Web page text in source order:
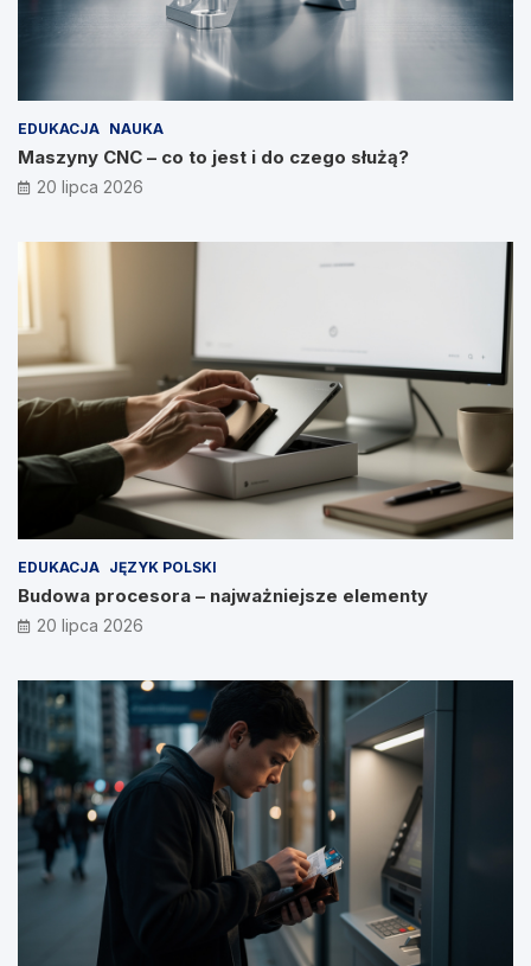
EDUKACJA NAUKA
Maszyny CNC – co to jest i do czego służą?
20 lipca 2026
EDUKACJA JĘZYK POLSKI
Budowa procesora – najważniejsze elementy
20 lipca 2026